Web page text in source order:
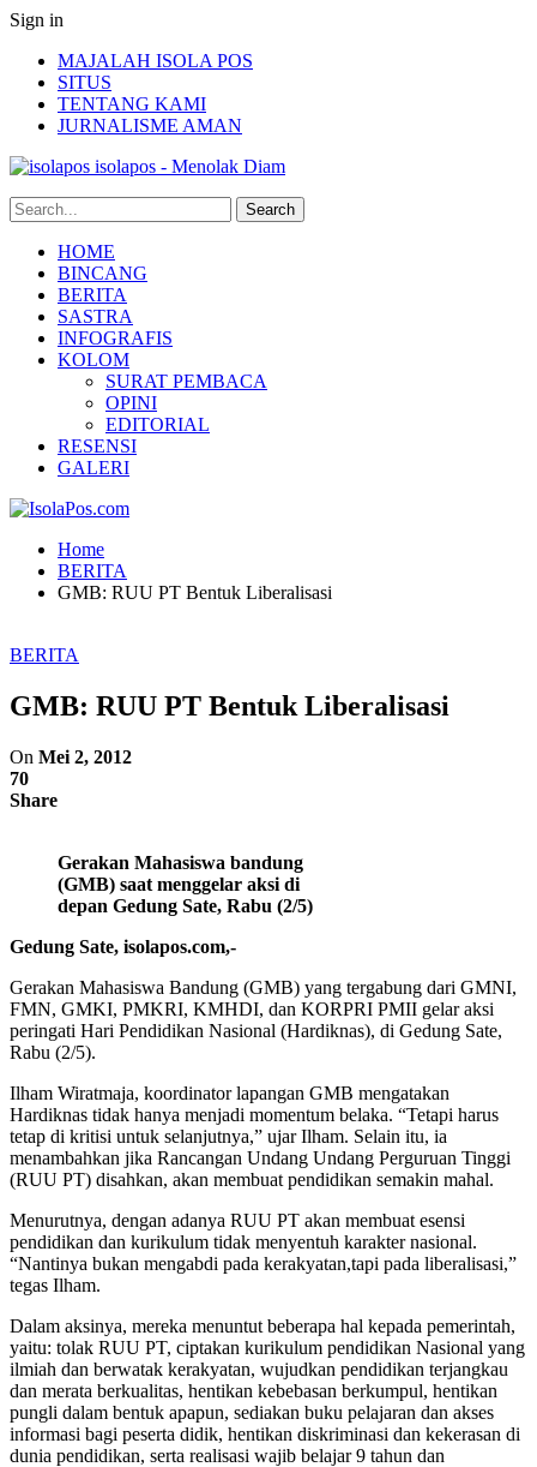
Sign in
MAJALAH ISOLA POS
SITUS
TENTANG KAMI
JURNALISME AMAN
isolapos - Menolak Diam
HOME
BINCANG
BERITA
SASTRA
INFOGRAFIS
KOLOM
SURAT PEMBACA
OPINI
EDITORIAL
RESENSI
GALERI
Home
BERITA
GMB: RUU PT Bentuk Liberalisasi
BERITA
GMB: RUU PT Bentuk Liberalisasi
On Mei 2, 2012
70
Share
Gerakan Mahasiswa bandung
(GMB) saat menggelar aksi di
depan Gedung Sate, Rabu (2/5)
Gedung Sate, isolapos.com,-
Gerakan Mahasiswa Bandung (GMB) yang tergabung dari GMNI,
FMN, GMKI, PMKRI, KMHDI, dan KORPRI PMII gelar aksi
peringati Hari Pendidikan Nasional (Hardiknas), di Gedung Sate,
Rabu (2/5).
Ilham Wiratmaja, koordinator lapangan GMB mengatakan
Hardiknas tidak hanya menjadi momentum belaka. “Tetapi harus
tetap di kritisi untuk selanjutnya,” ujar Ilham. Selain itu, ia
menambahkan jika Rancangan Undang Undang Perguruan Tinggi
(RUU PT) disahkan, akan membuat pendidikan semakin mahal.
Menurutnya, dengan adanya RUU PT akan membuat esensi
pendidikan dan kurikulum tidak menyentuh karakter nasional.
“Nantinya bukan mengabdi pada kerakyatan,tapi pada liberalisasi,”
tegas Ilham.
Dalam aksinya, mereka menuntut beberapa hal kepada pemerintah,
yaitu: tolak RUU PT, ciptakan kurikulum pendidikan Nasional yang
ilmiah dan berwatak kerakyatan, wujudkan pendidikan terjangkau
dan merata berkualitas, hentikan kebebasan berkumpul, hentikan
pungli dalam bentuk apapun, sediakan buku pelajaran dan akses
informasi bagi peserta didik, hentikan diskriminasi dan kekerasan di
dunia pendidikan, serta realisasi wajib belajar 9 tahun dan